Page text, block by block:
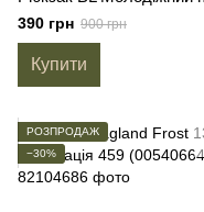
390 грн 900 грн
Купити
РОЗПРОДАЖ
−30%